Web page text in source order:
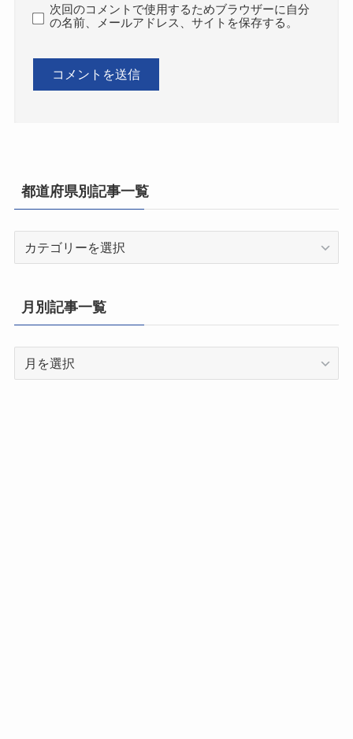
次回のコメントで使用するためブラウザーに自分
の名前、メールアドレス、サイトを保存する。
都道府県別記事一覧
県
別
一
月別記事一覧